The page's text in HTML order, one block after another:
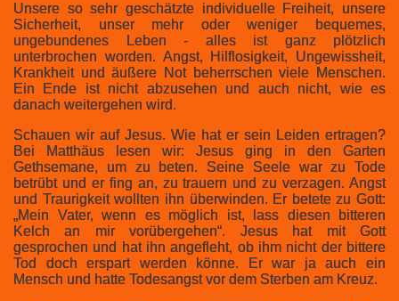
Unsere so sehr geschätzte individuelle Freiheit, unsere
Sicherheit, unser mehr oder weniger bequemes,
ungebundenes Leben - alles ist ganz plötzlich
unterbrochen worden. Angst, Hilflosigkeit, Ungewissheit,
Krankheit und äußere Not beherrschen viele Menschen.
Ein Ende ist nicht abzusehen und auch nicht, wie es
danach weitergehen wird.
Schauen wir auf Jesus. Wie hat er sein Leiden ertragen?
Bei Matthäus lesen wir: Jesus ging in den Garten
Gethsemane, um zu beten. Seine Seele war zu Tode
betrübt und er fing an, zu trauern und zu verzagen. Angst
und Traurigkeit wollten ihn überwinden. Er betete zu Gott:
„Mein Vater, wenn es möglich ist, lass diesen bitteren
Kelch an mir vorübergehen“. Jesus hat mit Gott
gesprochen und hat ihn angefleht, ob ihm nicht der bittere
Tod doch erspart werden könne. Er war ja auch ein
Mensch und hatte Todesangst vor dem Sterben am Kreuz.